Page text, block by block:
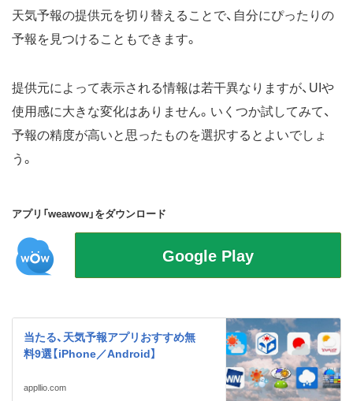
天気予報の提供元を切り替えることで、自分にぴったりの
予報を見つけることもできます。
提供元によって表示される情報は若干異なりますが、UIや
使用感に大きな変化はありません。いくつか試してみて、
予報の精度が高いと思ったものを選択するとよいでしょ
う。
アプリ「weawow」をダウンロード
当たる、天気予報アプリおすすめ無
料9選【iPhone／Android】
appllio.com